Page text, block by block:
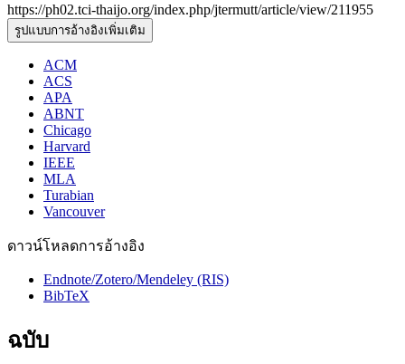
https://ph02.tci-thaijo.org/index.php/jtermutt/article/view/211955
รูปแบบการอ้างอิงเพิ่มเติม
ACM
ACS
APA
ABNT
Chicago
Harvard
IEEE
MLA
Turabian
Vancouver
ดาวน์โหลดการอ้างอิง
Endnote/Zotero/Mendeley (RIS)
BibTeX
ฉบับ